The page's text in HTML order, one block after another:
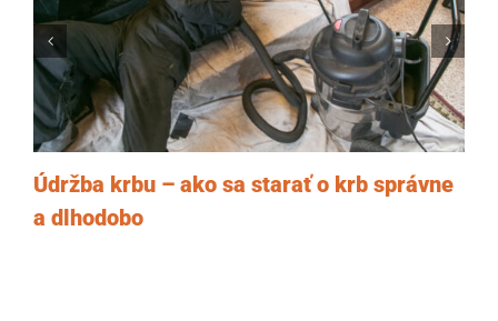
Údržba krbu – ako sa starať o krb správne
a dlhodobo